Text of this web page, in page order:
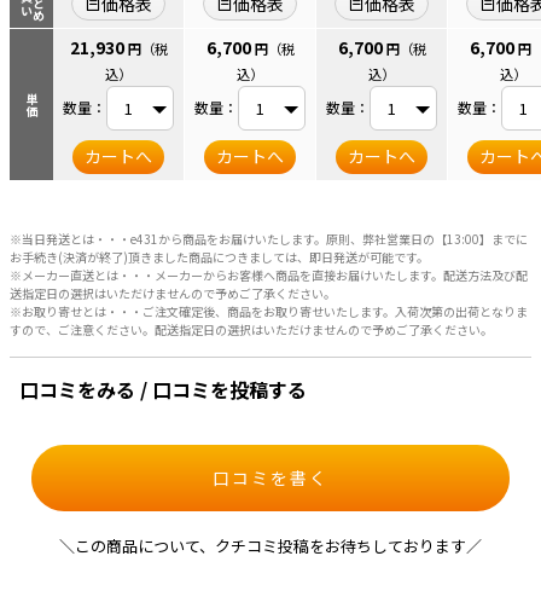
単価
21,930 円（税
込）
数量：
カートへ
6,700 円（税
込）
数量：
カートへ
6,700 円（税
込）
数量：
カートへ
6,700 円
込）
数量：
カート
※当日発送とは・・・e431から商品をお届けいたします。原則、弊社営業日の【13:00】までに
お手続き(決済が終了)頂きました商品につきましては、即日発送が可能です。
※メーカー直送とは・・・メーカーからお客様へ商品を直接お届けいたします。配送方法及び配
送指定日の選択はいただけませんので予めご了承ください。
※お取り寄せとは・・・ご注文確定後、商品をお取り寄せいたします。入荷次第の出荷となりま
すので、ご注意ください。配送指定日の選択はいただけませんので予めご了承ください。
口コミをみる / 口コミを投稿する
口コミを書く
＼この商品について、クチコミ投稿をお待ちしております／